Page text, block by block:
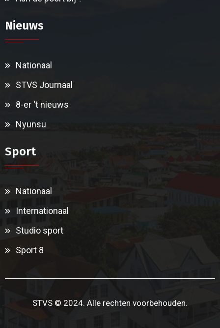
Nieuws
Nationaal
STVS Journaal
8-er ‘t nieuws
Nyunsu
Sport
Nationaal
Internationaal
Studio sport
Sport 8
STVS © 2024. Alle rechten voorbehouden.